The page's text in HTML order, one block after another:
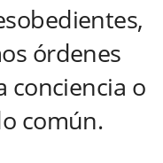
órdenes
conciencia o
común.